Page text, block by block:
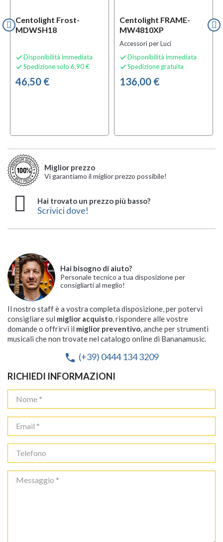
Centolight Frost-
MDWSH18
 Disponibilità immediata
 Spedizione solo 6,90 €
46,50 €
Centolight FRAME-
MW4810XP
Accessori per Luci
 Disponibilità immediata
 Spedizione gratuita
136,00 €
Miglior prezzo
Vi garantiamo il miglior prezzo possibile!
Hai trovato un prezzo più basso?
Scrivici dove!
Hai bisogno di aiuto?
Personale tecnico a tua disposizione per
consigliarti al meglio!
Il nostro staff è a vostra completa disposizione, per potervi
consigliare sul miglior acquisto, rispondere alle vostre
domande o offrirvi il miglior preventivo, anche per strumenti
musicali che non trovate nel catalogo online di Bananamusic.
phone (+39) 0444 134 3209
RICHIEDI INFORMAZIONI